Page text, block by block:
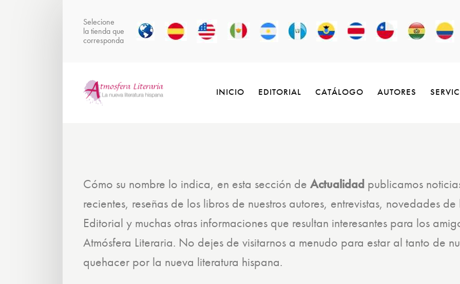
Selecione
la tienda que
corresponda
INICIO EDITORIAL CATÁLOGO AUTORES
Cómo su nombre lo indica, en esta sección de Actualidad publicamos
recientes, reseñas de los libros de nuestros autores, entrevistas, novedades de
Editorial y muchas otras informaciones que resultan interesantes para los
Atmósfera Literaria. No dejes de visitarnos a menudo para estar al tanto de
quehacer por la nueva literatura hispana.